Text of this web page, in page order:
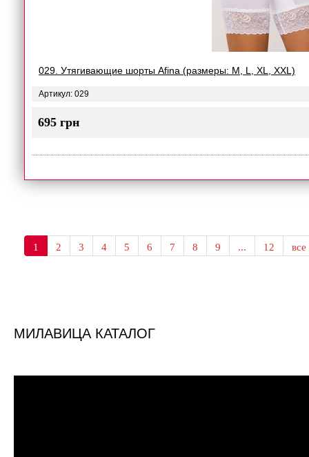
029. Утягивающие шорты Afina (размеры: M, L, XL, XXL)
Артикул: 029
695 грн
1 2 3 4 5 6 7 8 9 ... 12 все
МИЛАВИЦА КАТАЛОГ